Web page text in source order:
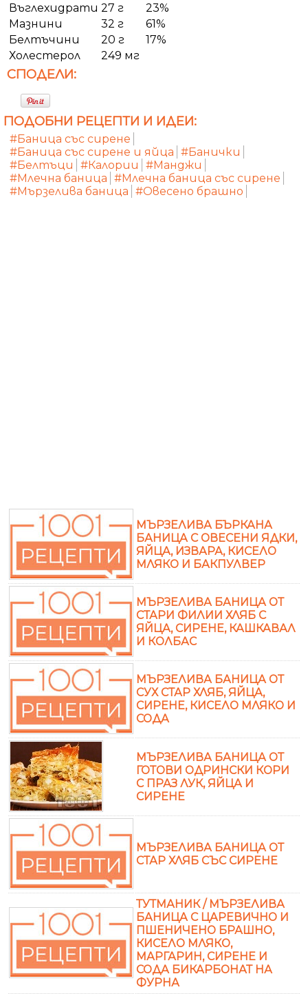
Въглехидрати 27 г
23%
Мазнини
32 г
61%
Белтъчини
20 г
17%
Холестерол
249 мг
СПОДЕЛИ:
ПОДОБНИ РЕЦЕПТИ И ИДЕИ:
#Баница със сирене
#Баница със сирене и яйца #Банички
#Белтъци
#Калории
#Манджи
#Млечна баница #Млечна баница със сирене
#Мързелива баница #Овесено брашно
МЪРЗЕЛИВА БЪРКАНА
БАНИЦА С ОВЕСЕНИ ЯДКИ,
ЯЙЦА, ИЗВАРА, КИСЕЛО
МЛЯКО И БАКПУЛВЕР
МЪРЗЕЛИВА БАНИЦА ОТ
СТАРИ ФИЛИИ ХЛЯБ С
ЯЙЦА, СИРЕНЕ, КАШКАВАЛ
И КОЛБАС
МЪРЗЕЛИВА БАНИЦА ОТ
СУХ СТАР ХЛЯБ, ЯЙЦА,
СИРЕНЕ, КИСЕЛО МЛЯКО И
СОДА
МЪРЗЕЛИВА БАНИЦА ОТ
ГОТОВИ ОДРИНСКИ КОРИ
С ПРАЗ ЛУК, ЯЙЦА И
СИРЕНЕ
МЪРЗЕЛИВА БАНИЦА ОТ
СТАР ХЛЯБ СЪС СИРЕНЕ
ТУТМАНИК / МЪРЗЕЛИВА
БАНИЦА С ЦАРЕВИЧНО И
ПШЕНИЧЕНО БРАШНО,
КИСЕЛО МЛЯКО,
МАРГАРИН, СИРЕНЕ И
СОДА БИКАРБОНАТ НА
ФУРНА